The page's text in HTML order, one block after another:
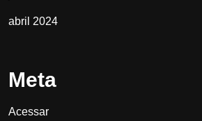
abril 2024
Meta
Acessar